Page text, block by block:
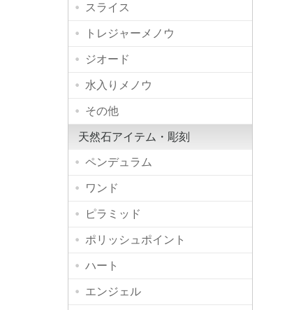
スライス
トレジャーメノウ
ジオード
水入りメノウ
その他
天然石アイテム・彫刻
ペンデュラム
ワンド
ピラミッド
ポリッシュポイント
ハート
エンジェル